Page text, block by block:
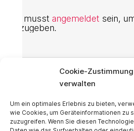
Cookie-Zustimmung
verwalten
Um ein optimales Erlebnis zu bieten,
wie Cookies, um Geräteinformationen zu
zuzugreifen. Wenn Sie diesen
Du musst angemeldet sein,
abzugeben.
KONTAKT
STATTWERK-STUTTGART